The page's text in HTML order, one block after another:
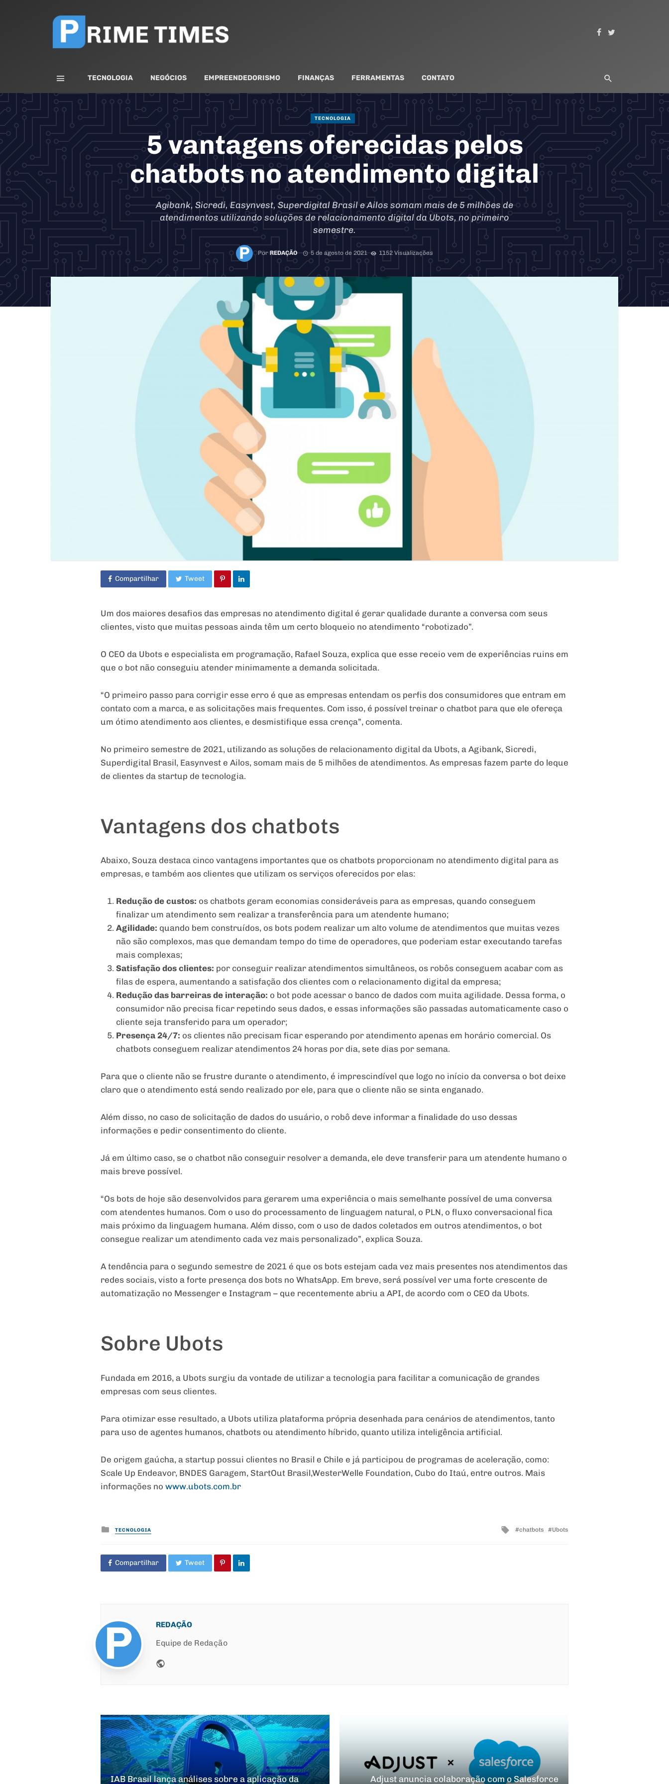
TECNOLOGIA NEGÓCIOS EMPREENDEDORISMO FINANÇAS FERRAMENTAS CONTATO
TECNOLOGIA
5 vantagens oferecidas pelos
chatbots no atendimento digital
Agibank, Sicredi, Easynvest, Superdigital Brasil e Ailos somam mais de 5 milhões de
atendimentos utilizando soluções de relacionamento digital da Ubots, no primeiro
semestre.
PorREDAÇÃO 5 de agosto de 2021 1152 Visualizações
Compartilhar Tweet
Um dos maiores desafios das empresas no atendimento digital é gerar qualidade durante a conversa com seus
clientes, visto que muitas pessoas ainda têm um certo bloqueio no atendimento “robotizado”.
O CEO da Ubots e especialista em programação, Rafael Souza, explica que esse receio vem de experiências ruins em
que o bot não conseguiu atender minimamente a demanda solicitada.
“O primeiro passo para corrigir esse erro é que as empresas entendam os perfis dos consumidores que entram em
contato com a marca, e as solicitações mais frequentes. Com isso, é possível treinar o chatbot para que ele ofereça
um ótimo atendimento aos clientes, e desmistifique essa crença”, comenta.
No primeiro semestre de 2021, utilizando as soluções de relacionamento digital da Ubots, a Agibank, Sicredi,
Superdigital Brasil, Easynvest e Ailos, somam mais de 5 milhões de atendimentos. As empresas fazem parte do leque
de clientes da startup de tecnologia.
Vantagens dos chatbots
Abaixo, Souza destaca cinco vantagens importantes que os chatbots proporcionam no atendimento digital para as
empresas, e também aos clientes que utilizam os serviços oferecidos por elas:
Redução de custos: os chatbots geram economias consideráveis para as empresas, quando conseguem
finalizar um atendimento sem realizar a transferência para um atendente humano;
Agilidade: quando bem construídos, os bots podem realizar um alto volume de atendimentos que muitas vezes
não são complexos, mas que demandam tempo do time de operadores, que poderiam estar executando tarefas
mais complexas;
Satisfação dos clientes: por conseguir realizar atendimentos simultâneos, os robôs conseguem acabar com as
filas de espera, aumentando a satisfação dos clientes com o relacionamento digital da empresa;
Redução das barreiras de interação: o bot pode acessar o banco de dados com muita agilidade. Dessa forma, o
consumidor não precisa ficar repetindo seus dados, e essas informações são passadas automaticamente caso o
cliente seja transferido para um operador;
Presença 24/7: os clientes não precisam ficar esperando por atendimento apenas em horário comercial. Os
chatbots conseguem realizar atendimentos 24 horas por dia, sete dias por semana.
Para que o cliente não se frustre durante o atendimento, é imprescindível que logo no início da conversa o bot deixe
claro que o atendimento está sendo realizado por ele, para que o cliente não se sinta enganado.
Além disso, no caso de solicitação de dados do usuário, o robô deve informar a finalidade do uso dessas
informações e pedir consentimento do cliente.
Já em último caso, se o chatbot não conseguir resolver a demanda, ele deve transferir para um atendente humano o
mais breve possível.
“Os bots de hoje são desenvolvidos para gerarem uma experiência o mais semelhante possível de uma conversa
com atendentes humanos. Com o uso do processamento de linguagem natural, o PLN, o fluxo conversacional fica
mais próximo da linguagem humana. Além disso, com o uso de dados coletados em outros atendimentos, o bot
consegue realizar um atendimento cada vez mais personalizado”, explica Souza.
A tendência para o segundo semestre de 2021 é que os bots estejam cada vez mais presentes nos atendimentos das
redes sociais, visto a forte presença dos bots no WhatsApp. Em breve, será possível ver uma forte crescente de
automatização no Messenger e Instagram – que recentemente abriu a API, de acordo com o CEO da Ubots.
Sobre Ubots
Fundada em 2016, a Ubots surgiu da vontade de utilizar a tecnologia para facilitar a comunicação de grandes
empresas com seus clientes.
Para otimizar esse resultado, a Ubots utiliza plataforma própria desenhada para cenários de atendimentos, tanto
para uso de agentes humanos, chatbots ou atendimento híbrido, quanto utiliza inteligência artificial.
De origem gaúcha, a startup possui clientes no Brasil e Chile e já participou de programas de aceleração, como:
Scale Up Endeavor, BNDES Garagem, StartOut Brasil,WesterWelle Foundation, Cubo do Itaú, entre outros. Mais
informações no www.ubots.com.br
Posted
in
TECNOLOGIA
Tagged
chatbots Ubots
Compartilhar Tweet
REDAÇÃO
Equipe de Redação
IAB Brasil lança análises sobre a aplicação da Adjust anuncia colaboração com o Salesforce